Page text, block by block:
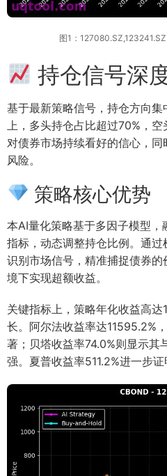
图1：
持仓信号深
基于最新策略信号，持仓方向
上，多头持仓占比超过70%，
对债券市场持续看好的信心，
风险。
策略核心优势
本AI量化策略基于多因子模型
指标，动态调整持仓比例。通
识别市场信号，精准捕捉债券
境下实现超额收益。
关键指标上，策略年化收益高
长。阿尔法收益率达11595.2%
著；贝塔收益率74.0%则显示其
强。夏普收益率511.2%进一步